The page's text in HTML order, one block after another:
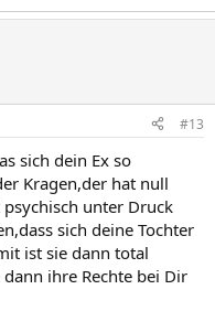
#13
sich dein Ex so
Kragen,der hat null
unter Druck
sich deine Tochter
ist sie dann total
ihre Rechte bei Dir